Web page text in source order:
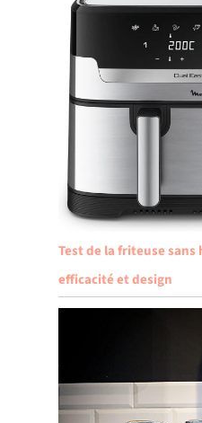
Test de la friteuse sans
efficacité et design